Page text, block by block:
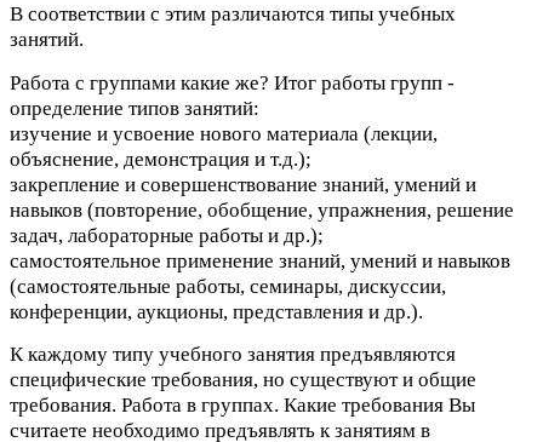
В соответствии с этим различаются типы учебных
занятий.
Работа с группами какие же? Итог работы групп -
определение типов занятий:
изучение и усвоение нового материала (лекции,
объяснение, демонстрация и т.д.);
закрепление и совершенствование знаний, умений и
навыков (повторение, обобщение, упражнения, решение
задач, лабораторные работы и др.);
самостоятельное применение знаний, умений и навыков
(самостоятельные работы, семинары, дискуссии,
конференции, аукционы, представления и др.).
К каждому типу учебного занятия предъявляются
специфические требования, но существуют и общие
требования. Работа в группах. Какие требования Вы
считаете необходимо предъявлять к занятиям в